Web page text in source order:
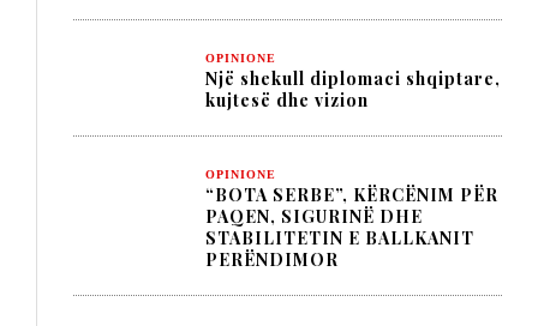
OPINIONE
Një shekull diplomaci shqiptare,
kujtesë dhe vizion
OPINIONE
“BOTA SERBE”, KËRCËNIM PËR
PAQEN, SIGURINË DHE
STABILITETIN E BALLKANIT
PERËNDIMOR